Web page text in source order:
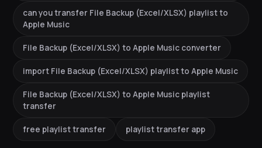
can you transfer File Backup (Excel/XLSX) playlist to
Apple Music
File Backup (Excel/XLSX) to Apple Music converter
import File Backup (Excel/XLSX) playlist to Apple Music
File Backup (Excel/XLSX) to Apple Music playlist
transfer
free playlist transfer playlist transfer app